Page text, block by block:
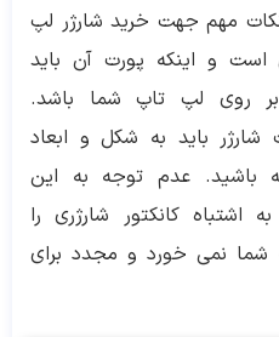
مهم جهت خرید شارژر لپ
و اینکه پورت آن باید
روی لپ تاپ شما باشد.
باید به شکل و ابعاد
باشید. عدم توجه به این
کانکتور شارژری را
شما نمی خورد و مجدد برای